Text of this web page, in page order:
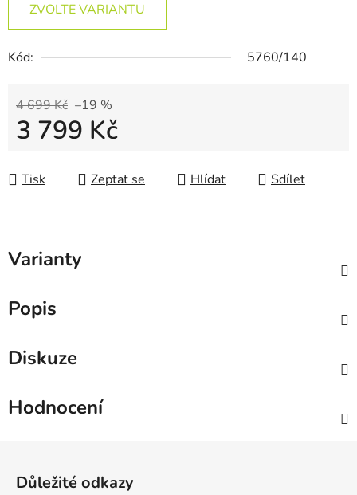
ZVOLTE VARIANTU
Kód: 5760/140
4 699 Kč –19 %
3 799 Kč
Tisk
Zeptat se Hlídat Sdílet
Varianty
Popis
Diskuze
Hodnocení
Důležité odkazy